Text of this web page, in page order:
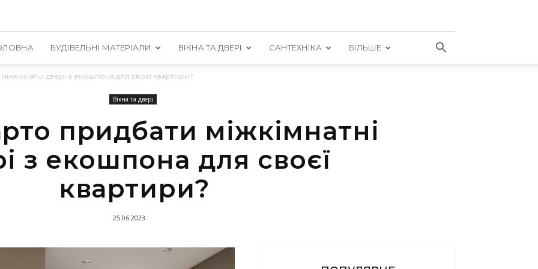
БУДІВЕЛЬНІ МАТЕРІАЛИ ВІКНА ТА ДВЕРІ САНТЕХНІКА БІЛЬШЕ
двері з екошпона для своєї квартири?
Вікна та двері
придбати міжкімнатні
з екошпона для своєї
квартири?
25.06.2023